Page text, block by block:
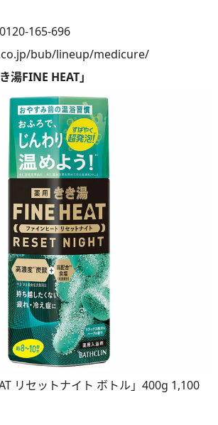
165-696
bub/lineup/medicure/
FINE HEAT」
リセットナイト ボトル」400g 1,100